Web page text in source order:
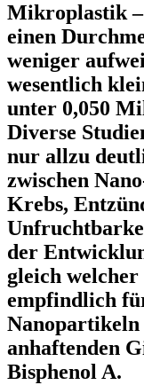
Mikroplastik –
einen
weniger
wesentlich
unter 0,050
Diverse
nur allzu
zwischen
Krebs,
der
gleich welcher
empfindlich
Nanopartikeln
anhaftenden
Bisphenol A.